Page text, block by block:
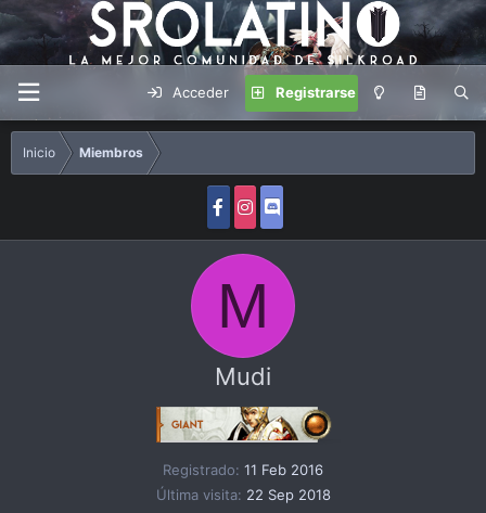
Acceder Registrarse
Inicio Miembros
M
Mudi
Registrado 11 Feb 2016
Última visita 22 Sep 2018